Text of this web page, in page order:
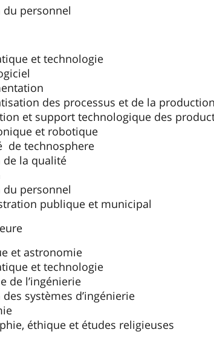
du personnel
et technologie
des processus et de la production
et support technologique des
et robotique
de technosphere
de la qualité
du personnel
publique et municipal
et astronomie
et technologie
de l’ingénierie
systèmes d’ingénierie
éthique et études religieuses